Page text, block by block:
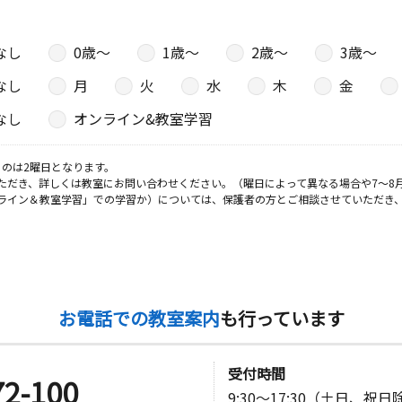
し 0歳〜 1歳〜 2歳〜
3歳〜
し
月 火 水 木
金
し
オンライン&教室学習
は2曜日となります。
き、詳しくは教室にお問い合わせください。（曜日によって異なる場合や7～8
ン＆教室学習」での学習か）については、保護者の方とご相談させていただき
お電話での教室案内も行っています
100
受付時間
9:30～17:30（土日、祝日